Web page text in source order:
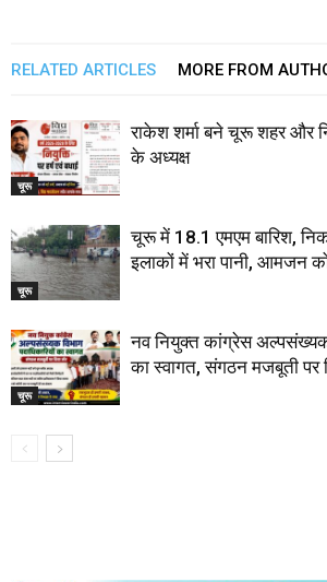
RELATED ARTICLES MORE FROM
चूरू
राकेश शर्मा बने चूरू शहर और
के अध्यक्ष
चूरू
चूरू में 18.1 एमएम बारिश,
इलाकों में भरा पानी, आमजन को
चूरू
नव नियुक्त कांग्रेस अल्पसंख्यक
का स्वागत, संगठन मजबूती पर